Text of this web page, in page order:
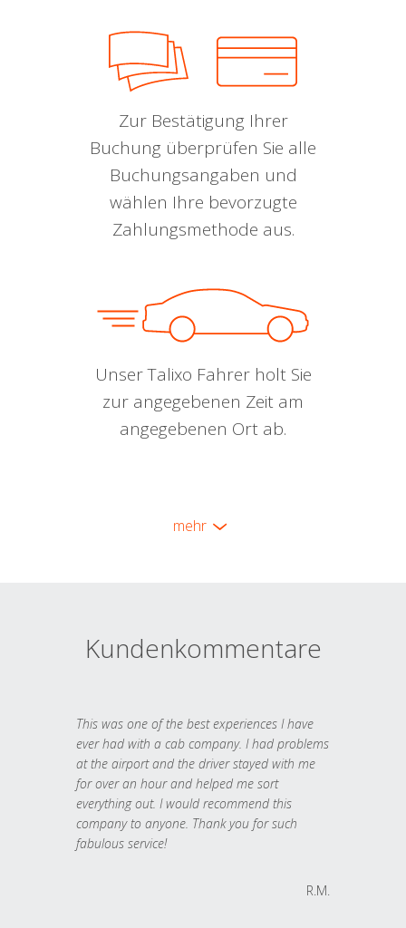
Zur Bestätigung Ihrer
Buchung überprüfen Sie alle
Buchungsangaben und
wählen Ihre bevorzugte
Zahlungsmethode aus.
Unser Talixo Fahrer holt Sie
zur angegebenen Zeit am
angegebenen Ort ab.
mehr
Kundenkommentare
This was one of the best experiences I have
ever had with a cab company. I had problems
at the airport and the driver stayed with me
for over an hour and helped me sort
everything out. I would recommend this
company to anyone. Thank you for such
fabulous service!
R.M.